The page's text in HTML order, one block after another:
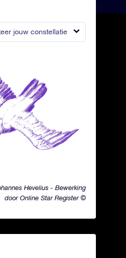
jouw constellatie
Hevelius - Bewerking
door Online Star Register ©